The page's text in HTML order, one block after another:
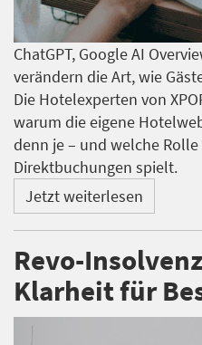
ChatGPT, Google AI
verändern die Art, wie
Die Hotelexperten von
warum die eigene
denn je – und welche
Direktbuchungen spielt.
Jetzt weiterlesen
Revo-
Klarheit für